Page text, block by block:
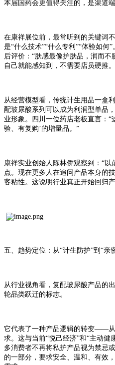
本届国药会更值得关注的，是渠道
在康祥展位前，最常听到的关键词
是“什么技术”“什么专利”“体验如何
后评价：“肤感最像护肤品，润而
自己就能感知到，不需要店员硬推
从经营模型看，传统计生用品一盒
配玻尿酸系列可以成为利润型单品
业形象。四川一位药店老板直言： “
验、有复购’的增量品。”
康祥实业创始人陈林侨观察到： “以
点。现在更多人在追问产品本身的
客粘性。这说明行业真正开始回归
五、趋势定位：从“计生防护”到“亲
从行业视角看，复配玻尿酸产品的
轮品类跃迁的标志。
它代表了一种产品逻辑的转变——从
求。这与当前“悦己经济”和“主动健
多消费者不再将私护产品视为禁忌
的一部分，要求安全、温和、有效